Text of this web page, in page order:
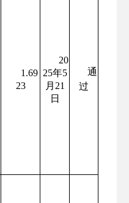
1.69
23
20
25年5
月21
日
通
过